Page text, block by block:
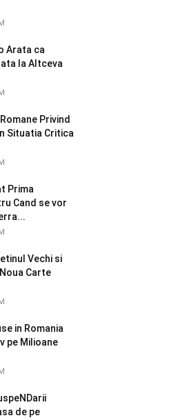
Arata ca
la Altceva
Privind
Situatia Critica
Prima
Cand se vor
Vechi si
Carte
in Romania
pe Milioane
de pe